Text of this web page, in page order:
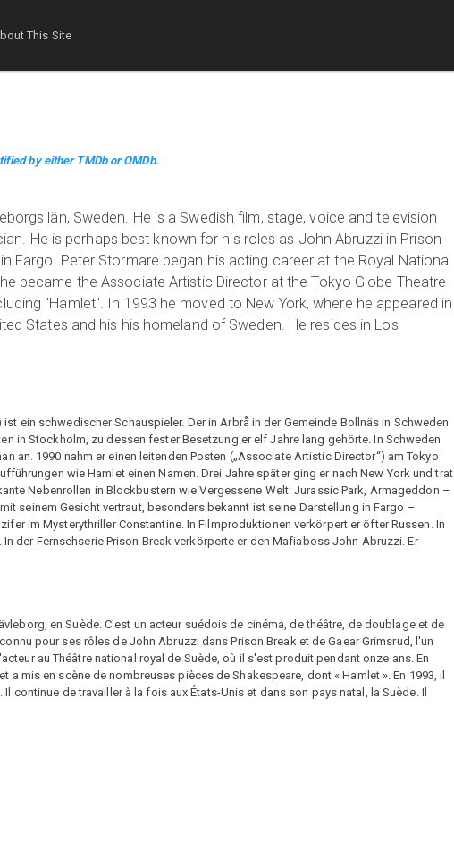
This Site
by either TMDb or OMDb.
län, Sweden. He is a Swedish film, stage, voice and television
He is perhaps best known for his roles as John Abruzzi in Prison
Fargo. Peter Stormare began his acting career at the Royal National
became the Associate Artistic Director at the Tokyo Globe Theatre
"Hamlet". In 1993 he moved to New York, where he appeared in
States and his his homeland of Sweden. He resides in Los
ein schwedischer Schauspieler. Der in Arbrå in der Gemeinde Bollnäs in Schweden
in Stockholm, zu dessen fester Besetzung er elf Jahre lang gehörte. In Schweden
an. 1990 nahm er einen leitenden Posten („Associate Artistic Director“) am Tokyo
wie Hamlet einen Namen. Drei Jahre später ging er nach New York und trat
Nebenrollen in Blockbustern wie Vergessene Welt: Jurassic Park, Armageddon –
seinem Gesicht vertraut, besonders bekannt ist seine Darstellung in Fargo –
im Mysterythriller Constantine. In Filmproduktionen verkörpert er öfter Russen. In
der Fernsehserie Prison Break verkörperte er den Mafiaboss John Abruzzi. Er
en Suède. C'est un acteur suédois de cinéma, de théâtre, de doublage et de
pour ses rôles de John Abruzzi dans Prison Break et de Gaear Grimsrud, l'un
au Théâtre national royal de Suède, où il s'est produit pendant onze ans. En
mis en scène de nombreuses pièces de Shakespeare, dont « Hamlet ». En 1993, il
de travailler à la fois aux États-Unis et dans son pays natal, la Suède. Il